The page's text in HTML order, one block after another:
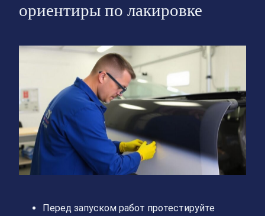
ориентиры по лакировке
Перед запуском работ протестируйте